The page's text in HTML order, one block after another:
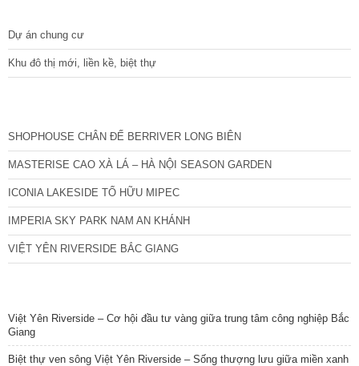
Dự án chung cư
Khu đô thị mới, liền kề, biệt thự
SHOPHOUSE CHÂN ĐẾ BERRIVER LONG BIÊN
MASTERISE CAO XÀ LÁ – HÀ NỘI SEASON GARDEN
ICONIA LAKESIDE TỐ HỮU MIPEC
IMPERIA SKY PARK NAM AN KHÁNH
VIỆT YÊN RIVERSIDE BẮC GIANG
Việt Yên Riverside – Cơ hội đầu tư vàng giữa trung tâm công nghiệp Bắc
Giang
Biệt thự ven sông Việt Yên Riverside – Sống thượng lưu giữa miền xanh